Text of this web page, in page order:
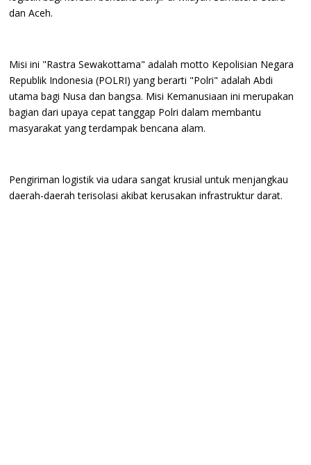
dan Aceh.
‎Misi ini "Rastra Sewakottama" adalah motto Kepolisian Negara
Republik Indonesia (POLRI) yang berarti "Polri" adalah Abdi
utama bagi Nusa dan bangsa. Misi Kemanusiaan ini merupakan
bagian dari upaya cepat tanggap Polri dalam membantu
masyarakat yang terdampak bencana alam.
‎Pengiriman logistik via udara sangat krusial untuk menjangkau
daerah-daerah terisolasi akibat kerusakan infrastruktur darat.